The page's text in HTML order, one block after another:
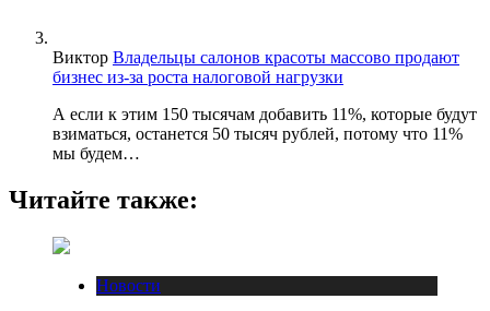
Виктор Владельцы салонов красоты массово продают
бизнес из-за роста налоговой нагрузки
А если к этим 150 тысячам добавить 11%, которые будут
взиматься, останется 50 тысяч рублей, потому что 11%
мы будем…
Читайте также:
Новости